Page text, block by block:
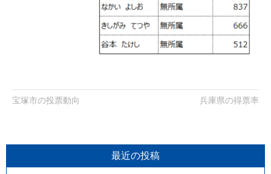
宝塚市の投票動向 兵庫県の得票率
最近の投稿